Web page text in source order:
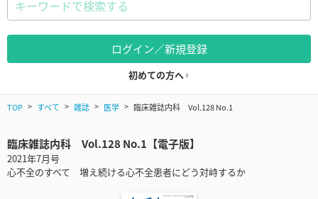
ログイン／新規登録
初めての方へ
TOP すべて 雑誌 医学 臨床雑誌内科 Vol.128 No.1
臨床雑誌内科 Vol.128 No.1【電子版】
2021年7月号
心不全のすべて 増え続ける心不全患者にどう対峙するか